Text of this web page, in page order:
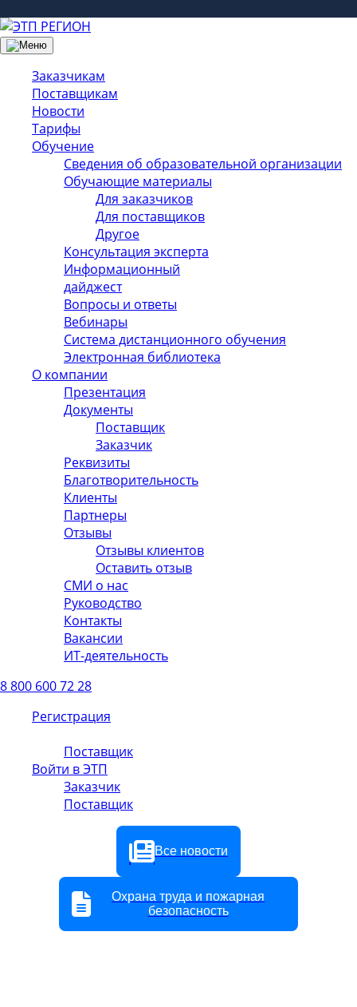
Заказчикам
Поставщикам
Новости
Тарифы
Обучение
Сведения об образовательной организации
Обучающие материалы
Для заказчиков
Для поставщиков
Другое
Консультация эксперта
Информационный
дайджест
Вопросы и ответы
Вебинары
Система дистанционного обучения
Электронная библиотека
О компании
Презентация
Документы
Поставщик
Заказчик
Реквизиты
Благотворительность
Клиенты
Партнеры
Отзывы
Отзывы клиентов
Оставить отзыв
СМИ о нас
Руководство
Контакты
Вакансии
ИТ-деятельность
8 800 600 72 28
Регистрация
Поставщик
Войти в ЭТП
Заказчик
Поставщик
Все новости
Охрана труда и пожарная
безопасность